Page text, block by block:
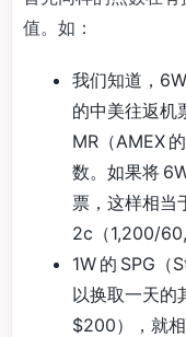
值。如：
我们知道，
的中美往返机
MR（AMEX
数。如果将
票，这样相当
2c（1,200/
1W 的 SPG
以换取一天的
$200），就